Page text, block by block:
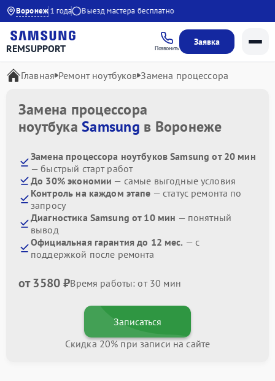
Воронеж
до 1 года Выезд мастера бесплатно
REMSUPPORT Позвонить
Заявка
Главная Ремонт ноутбуков Замена процессора
Замена процессора
ноутбукаSamsung в Воронеже
Замена процессора ноутбуков Samsung от 20 мин
— быстрый старт работ
До 30% экономии — самые выгодные условия
Контроль на каждом этапе — статус ремонта по
запросу
Диагностика Samsung от 10 мин — понятный
вывод
Официальная гарантия до 12 мес. — с
поддержкой после ремонта
от 3580 ₽Время работы: от 30 мин
Записаться
Скидка 20% при записи на сайте